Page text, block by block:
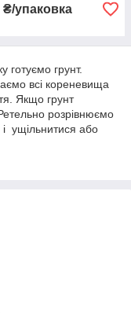
₴/упаковка
готуємо грунт.
всі кореневища
Якщо грунт
розрівнюємо
і ущільнитися або
розрівнюємо